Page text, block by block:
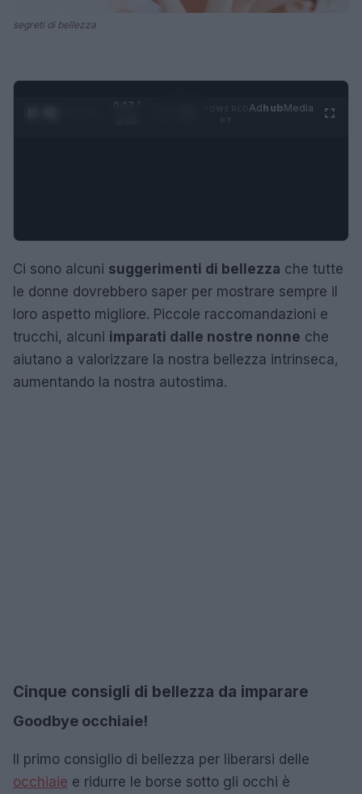
segreti di bellezza
0:28 /
AdhubMedia
Ci sono alcuni suggerimenti di bellezza che tutte
le donne dovrebbero saper per mostrare sempre il
loro aspetto migliore. Piccole raccomandazioni e
trucchi, alcuni imparati dalle nostre nonne che
aiutano a valorizzare la nostra bellezza intrinseca,
aumentando la nostra autostima.
Cinque consigli di bellezza da imparare
Goodbye occhiaie!
Il primo consiglio di bellezza per liberarsi delle
occhiaie e ridurre le borse sotto gli occhi è